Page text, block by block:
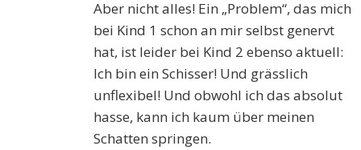
Aber nicht alles! Ein „Problem“, das mich
bei Kind 1 schon an mir selbst genervt
hat, ist leider bei Kind 2 ebenso aktuell:
Ich bin ein Schisser! Und grässlich
unflexibel! Und obwohl ich das absolut
hasse, kann ich kaum über meinen
Schatten springen.